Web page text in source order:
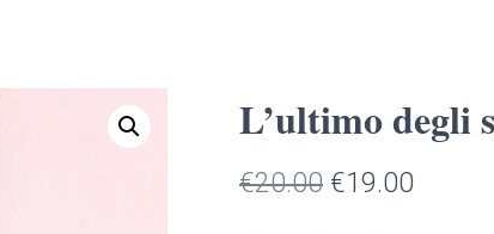
L’ultimo degli
€20.00 Il
€19.00